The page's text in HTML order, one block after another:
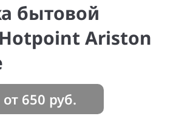
бытовой
Ariston
от 650 руб.